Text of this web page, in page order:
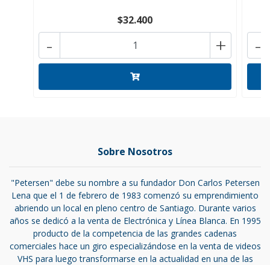
$32.400
+
- -
Sobre Nosotros
"Petersen" debe su nombre a su fundador Don Carlos Petersen
Lena que el 1 de febrero de 1983 comenzó su emprendimiento
abriendo un local en pleno centro de Santiago. Durante varios
años se dedicó a la venta de Electrónica y Línea Blanca. En 1995
producto de la competencia de las grandes cadenas
comerciales hace un giro especializándose en la venta de videos
VHS para luego transformarse en la actualidad en una de las